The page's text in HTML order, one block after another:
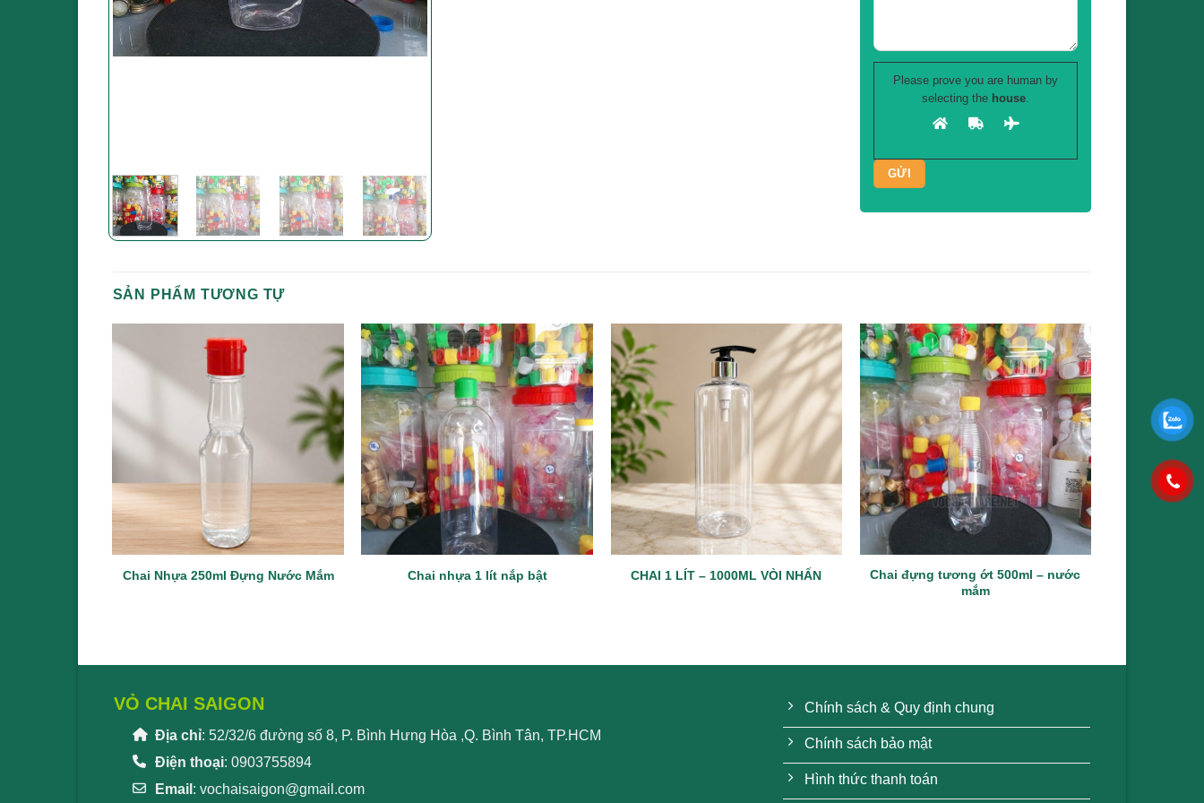
Please prove you are human by
selecting the house.
SẢN PHẨM TƯƠNG TỰ
Chai Nhựa 250ml Đựng Nước Mắm Chai nhựa 1 lít nắp bật CHAI 1 LÍT – 1000ML VÒI NHẤN
Chai đựng tương ớt 500ml – nước
mắm
VỎ CHAI SAIGON
Địa chỉ: 52/32/6 đường số 8, P. Bình Hưng Hòa ,Q. Bình Tân, TP.HCM
Điện thoại: 0903755894
Email : vochaisaigon@gmail.com
Chính sách & Quy định chung
Chính sách bảo mật
Hình thức thanh toán